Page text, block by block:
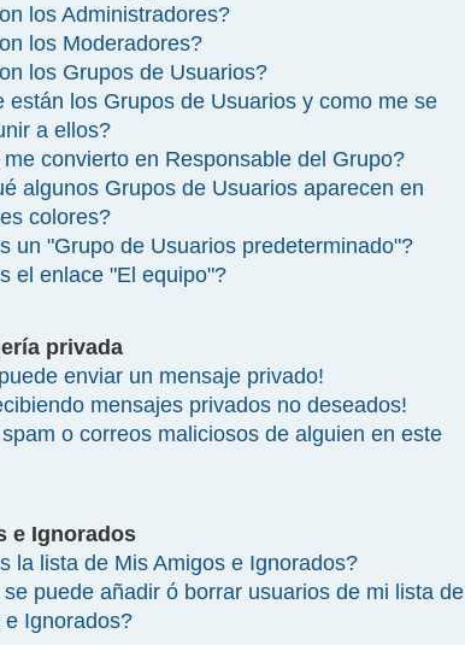
los Administradores?
los Moderadores?
los Grupos de Usuarios?
están los Grupos de Usuarios y como me se
a ellos?
convierto en Responsable del Grupo?
algunos Grupos de Usuarios aparecen en
colores?
un "Grupo de Usuarios predeterminado"?
el enlace "El equipo"?
privada
enviar un mensaje privado!
mensajes privados no deseados!
spam o correos maliciosos de alguien en este
e Ignorados
la lista de Mis Amigos e Ignorados?
puede añadir ó borrar usuarios de mi lista de
e Ignorados?